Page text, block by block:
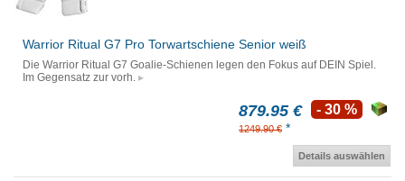
Warrior Ritual G7 Pro Torwartschiene Senior weiß
Die Warrior Ritual G7 Goalie-Schienen legen den Fokus auf DEIN Spiel.
Im Gegensatz zur vorh.
879.95 €
1249.90 € *
- 30 %
Details auswählen